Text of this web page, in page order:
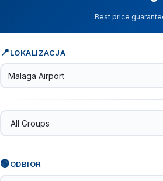
Best price
📍LOKALIZACJA
🟢ODBIÓR